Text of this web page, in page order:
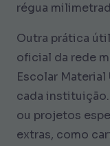
régua
Outra prática
oficial da rede
Escolar
cada
ou projetos
extras, como